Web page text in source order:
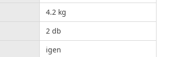
4.2 kg
2 db
igen